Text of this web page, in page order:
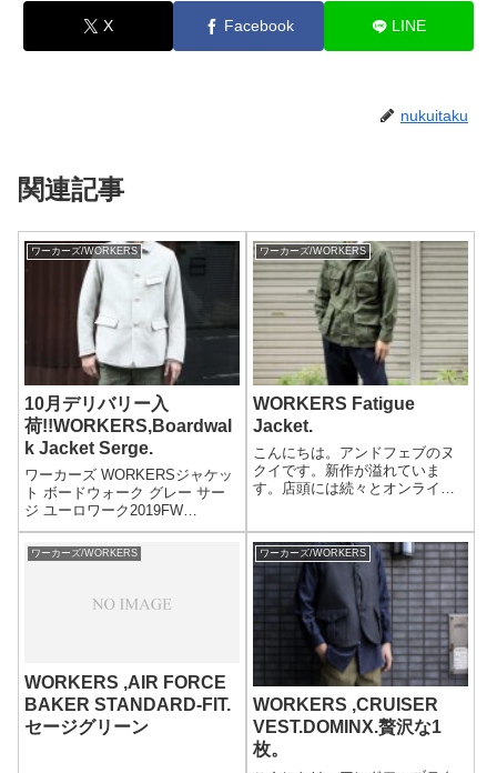
X Facebook LINE
nukuitaku
関連記事
ワーカーズ/WORKERS
10月デリバリー入
荷!!WORKERS,Boardwal
k Jacket Serge.
ワーカーズ WORKERSジャケッ
ト ボードウォーク グレー サー
ジ ユーロワーク2019FW
Boardwalk Jacket Serge MADE
IN JAPAN(1910-BOARDWALK-
JKT-SERGE)PRICE:40,0...
ワーカーズ/WORKERS
WORKERS Fatigue
Jacket.
こんにちは。アンドフェブのヌ
クイです。新作が溢れていま
す。店頭には続々とオンライン
い。本日もワーカーズ。今回の2
月デリバリーは予約もかなり多
かった印象。入荷から速度も速
い。。。確かに注...
ワーカーズ/WORKERS
WORKERS ,AIR FORCE
BAKER STANDARD-FIT.
セージグリーン
ワーカーズ/WORKERS
WORKERS ,CRUISER
VEST.DOMINX.贅沢な1
枚。